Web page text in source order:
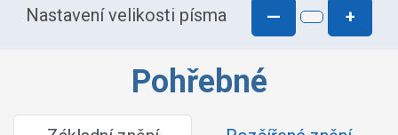
Nastavení velikosti písma — +
Pohřebné